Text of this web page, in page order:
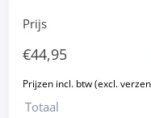
Prijs
€44,95
Totaal